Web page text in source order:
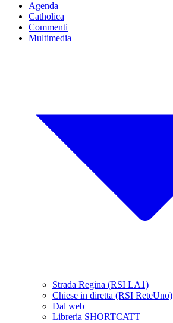
Agenda
Catholica
Commenti
Multimedia
Strada Regina (RSI LA1)
Chiese in diretta (RSI ReteUno)
Dal web
Libreria SHORTCATT